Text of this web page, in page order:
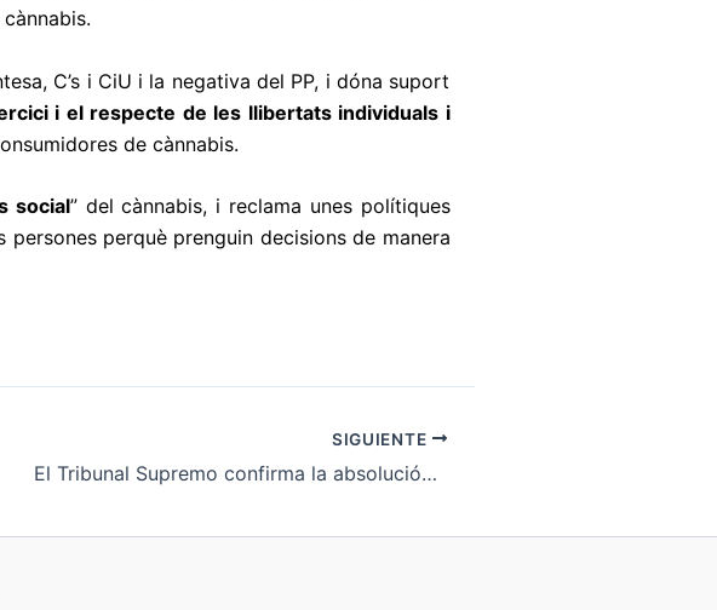
C’s i CiU i la negativa del PP, i dóna suport
i el respecte de les llibertats individuals i
de cànnabis.
social” del cànnabis, i reclama unes polítiques
persones perquè prenguin decisions de manera
SIGUIENTE
El Tribunal Supremo confirma la absolución de los responsables de un club de consumo de cannabis de Barcelona